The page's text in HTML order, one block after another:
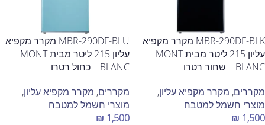
MBR-290DF-BLK מקרר מקפיא
עליון 215 ליטר מבית MONT
BLANC – שחור רטרו
מקררים, מקרר מקפיא עליון,
מוצרי חשמל למטבח
₪ 1,500
MBR-290DF-BLU מקרר מקפיא
עליון 215 ליטר מבית MONT
BLANC – כחול רטרו
מקררים, מקרר מקפיא עליון,
מוצרי חשמל למטבח
₪ 1,500